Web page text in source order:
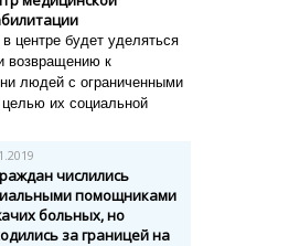
центре будет уделяться
возвращению к
людей с ограниченными
их социальной
числились
помощниками
больных, но
за границей на